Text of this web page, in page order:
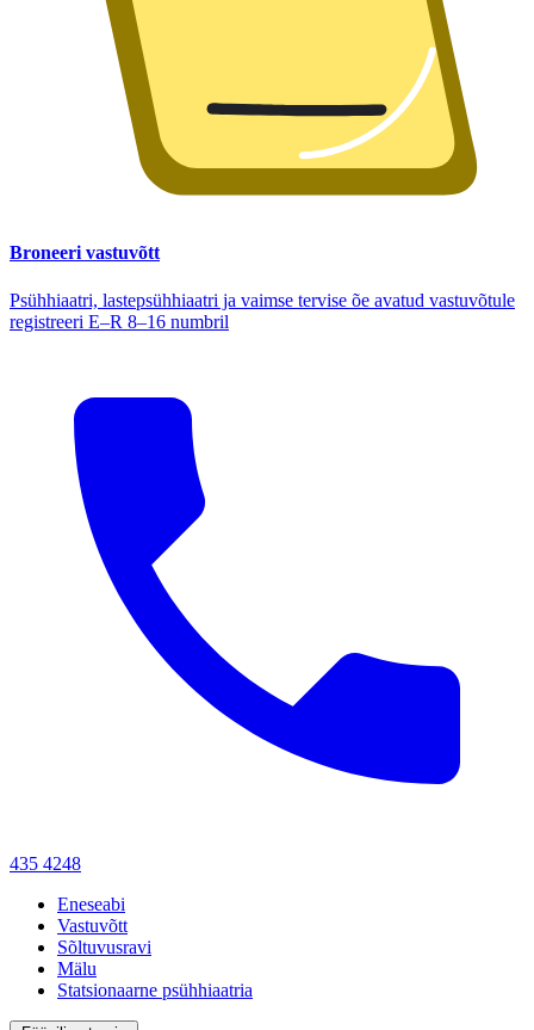
Broneeri vastuvõtt
Psühhiaatri, lastepsühhiaatri ja vaimse tervise õe avatud vastuvõtule
registreeri E–R 8–16 numbril
435 4248
Eneseabi
Vastuvõtt
Sõltuvusravi
Mälu
Statsionaarne psühhiaatria